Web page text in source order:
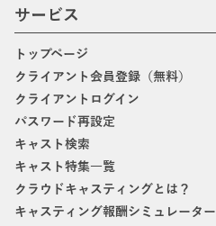
サービス
トップページ
クライアント会員登録（無料）
クライアントログイン
パスワード再設定
キャスト検索
キャスト特集一覧
クラウドキャスティングとは？
キャスティング報酬シミュレーター